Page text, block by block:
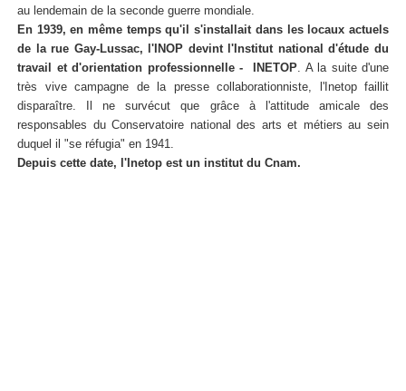
au lendemain de la seconde guerre mondiale.
En 1939, en même temps qu'il s'installait dans les locaux actuels
de la rue Gay-Lussac, l'INOP devint l'Institut national d'étude du
travail et d'orientation professionnelle - INETOP. A la suite d'une
très vive campagne de la presse collaborationniste, l'Inetop faillit
disparaître. Il ne survécut que grâce à l'attitude amicale des
responsables du Conservatoire national des arts et métiers au sein
duquel il "se réfugia" en 1941.
Depuis cette date, l'Inetop est un institut du Cnam.